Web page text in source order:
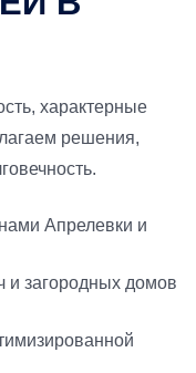
характерные
решения,
Апрелевки и
загородных домов